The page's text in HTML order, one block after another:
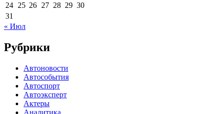
24 25 26 27 28 29 30
31
« Июл
Рубрики
Автоновости
Автособытия
Автоспорт
Автоэксперт
Актеры
Аналитика